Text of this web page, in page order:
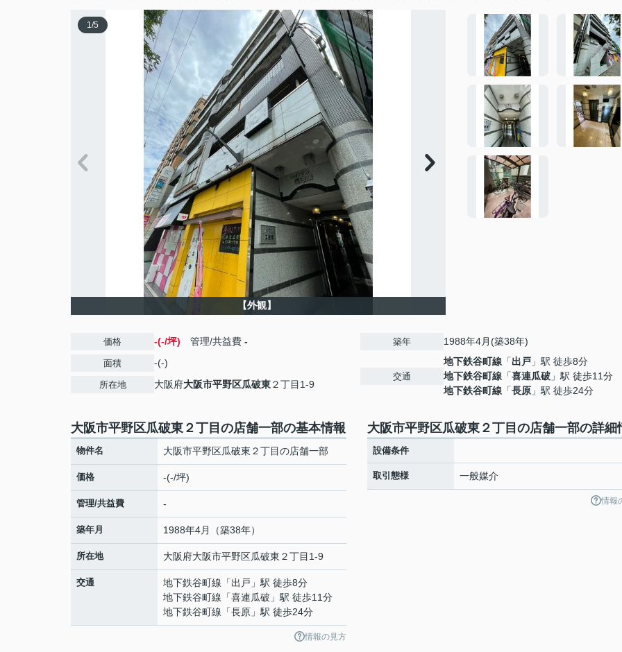
1/5
【外観】
価格 -(-/坪) 管理/共益費 -
面積 -(-)
所在地 大阪府大阪市平野区瓜破東２丁目1-9
築年 1988年4月(築38年)
交通
地下鉄谷町線 「出戸 」駅 徒歩8分
地下鉄谷町線 「喜連瓜破 」駅 徒歩11分
地下鉄谷町線 「長原 」駅 徒歩24分
大阪市平野区瓜破東２丁目の店舗一部の基本情報
物件名 大阪市平野区瓜破東２丁目の店舗一部
価格 -(-/坪)
管理/共益費 -
築年月 1988年4月（築38年）
所在地 大阪府大阪市平野区瓜破東 ２丁目1-9
交通 地下鉄谷町線 「出戸 」駅 徒歩8分
地下鉄谷町線 「喜連瓜破 」駅 徒歩11分
地下鉄谷町線 「長原 」駅 徒歩24分
情報の見方
大阪市平野区瓜破東２丁目の店舗一部の詳細
設備条件
取引態様 一般媒介
情報